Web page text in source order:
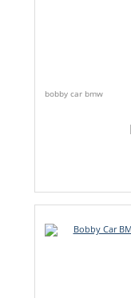
bobby car bmw